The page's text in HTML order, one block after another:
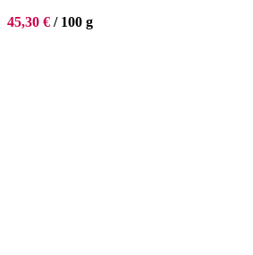
45,30 € / 100 g